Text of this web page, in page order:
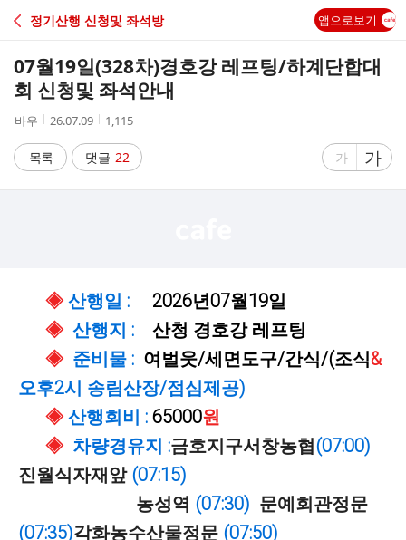
C
A
정기산행 신청및 좌석방 앱으로보기
07월19일(328차)경호강 레프팅/하계단합대
회 신청및 좌석안내
작
자
바우
작
시
간
26.07.09
조
수
1,115
목록 댓글 22
글
가
글
자
가
◈산행일 :
2026년07월19일
◈ 산행지 :
산청 경호강 레프팅
◈ 준비물 : 여벌웃/세면도구/간식/(조식&
오후2시 송림산장/점심제공)
◈산행회비 : 65000원
◈ 차량경유지 :금호지구서창농협(07:00)
진월식자재앞(07:15)
농성역 (07:30) 문예회관정문
(07:35)각화농수산물정문 (07:50)